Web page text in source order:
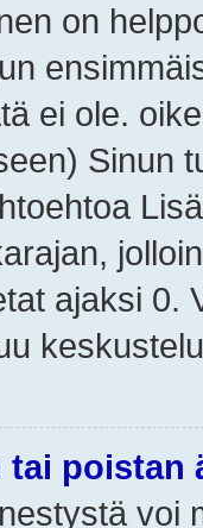
on
ei ole.
Sinun
ajaksi 0.
tai poistan
voi